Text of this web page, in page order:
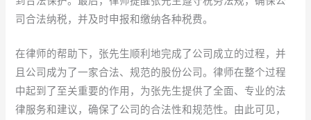
司合法纳税，并及时申报和缴纳各种税费。
在律师的帮助下，张先生顺利地完成了公司成立的过程，并
且公司成为了一家合法、规范的股份公司。律师在整个过程
中起到了至关重要的作用，为张先生提供了全面、专业的法
律服务和建议，确保了公司的合法性和规范性。由此可见，